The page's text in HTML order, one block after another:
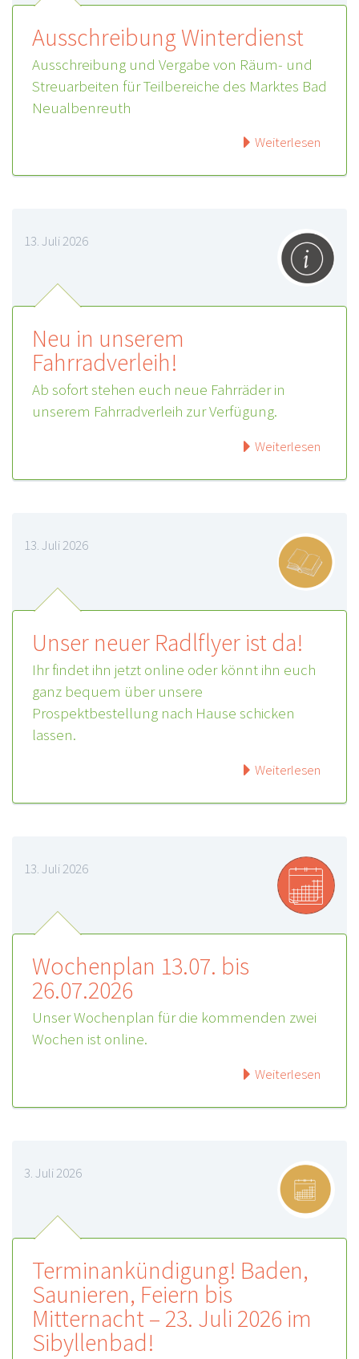
Ausschreibung Winterdienst
Ausschreibung und Vergabe von Räum- und
Streuarbeiten für Teilbereiche des Marktes Bad
Neualbenreuth
Weiterlesen
13. Juli 2026
Neu in unserem
Fahrradverleih!
Ab sofort stehen euch neue Fahrräder in
unserem Fahrradverleih zur Verfügung.
Weiterlesen
13. Juli 2026
Unser neuer Radlflyer ist da!
Ihr findet ihn jetzt online oder könnt ihn euch
ganz bequem über unsere
Prospektbestellung nach Hause schicken
lassen.
Weiterlesen
13. Juli 2026
Wochenplan 13.07. bis
26.07.2026
Unser Wochenplan für die kommenden zwei
Wochen ist online.
Weiterlesen
3. Juli 2026
Terminankündigung! Baden,
Saunieren, Feiern bis
Mitternacht – 23. Juli 2026 im
Sibyllenbad!